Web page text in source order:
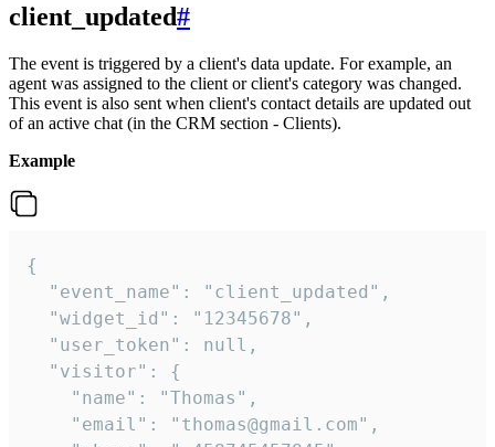
client_updated#
The event is triggered by a client's data update. For example, an
agent was assigned to the client or client's category was changed.
This event is also sent when client's contact details are updated out
of an active chat (in the CRM section - Clients).
Example
{
  "event_name": "client_updated",
  "widget_id": "12345678",
  "user_token": null,
  "visitor": {
    "name": "Thomas",
    "email": "thomas@gmail.com",